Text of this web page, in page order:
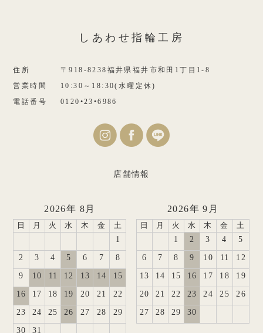
しあわせ指輪工房
住所
〒918-8238福井県福井市和田1丁目1-8
営業時間
10:30～18:30(水曜定休)
電話番号
0120•23•6986
店舗情報
2026年 8月
日 月 火 水 木 金 土
1
2 3 4 5 6 7 8
9 10 11 12 13 14 15
16 17 18 19 20 21 22
23 24 25 26 27 28 29
30 31
2026年 9月
日 月 火 水 木 金 土
1 2 3 4 5
6 7 8 9 10 11 12
13 14 15 16 17 18 19
20 21 22 23 24 25 26
27 28 29 30